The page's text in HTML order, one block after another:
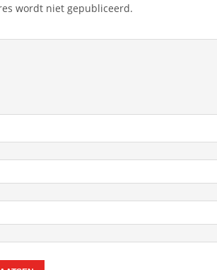
wordt niet gepubliceerd.